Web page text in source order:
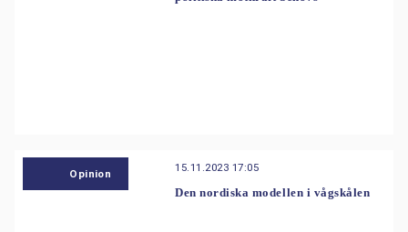
Opinion 15.11.2023 17:05
Den nordiska modellen i vågskålen